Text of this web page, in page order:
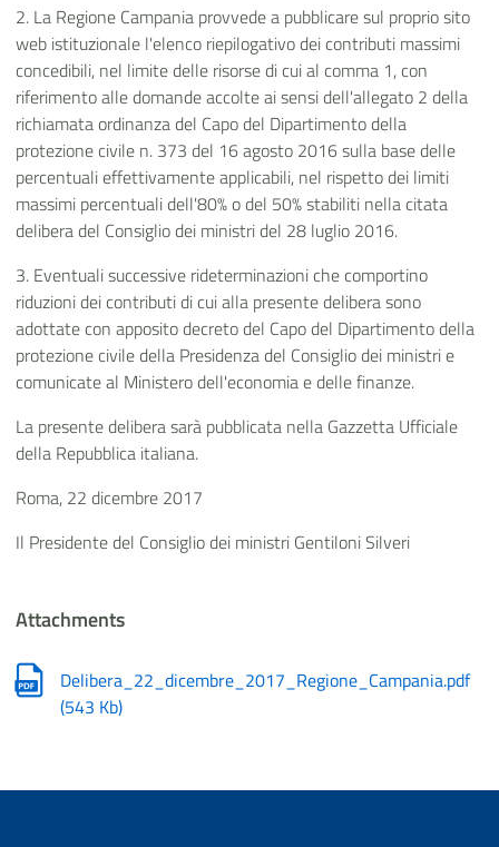
2. La Regione Campania provvede a pubblicare sul proprio sito
web istituzionale l'elenco riepilogativo dei contributi massimi
concedibili, nel limite delle risorse di cui al comma 1, con
riferimento alle domande accolte ai sensi dell'allegato 2 della
richiamata ordinanza del Capo del Dipartimento della
protezione civile n. 373 del 16 agosto 2016 sulla base delle
percentuali effettivamente applicabili, nel rispetto dei limiti
massimi percentuali dell'80% o del 50% stabiliti nella citata
delibera del Consiglio dei ministri del 28 luglio 2016.
3. Eventuali successive rideterminazioni che comportino
riduzioni dei contributi di cui alla presente delibera sono
adottate con apposito decreto del Capo del Dipartimento della
protezione civile della Presidenza del Consiglio dei ministri e
comunicate al Ministero dell'economia e delle finanze.
La presente delibera sarà pubblicata nella Gazzetta Ufficiale
della Repubblica italiana.
Roma, 22 dicembre 2017
Il Presidente del Consiglio dei ministri Gentiloni Silveri
Attachments
Delibera_22_dicembre_2017_Regione_Campania.pdf
(543 Kb)